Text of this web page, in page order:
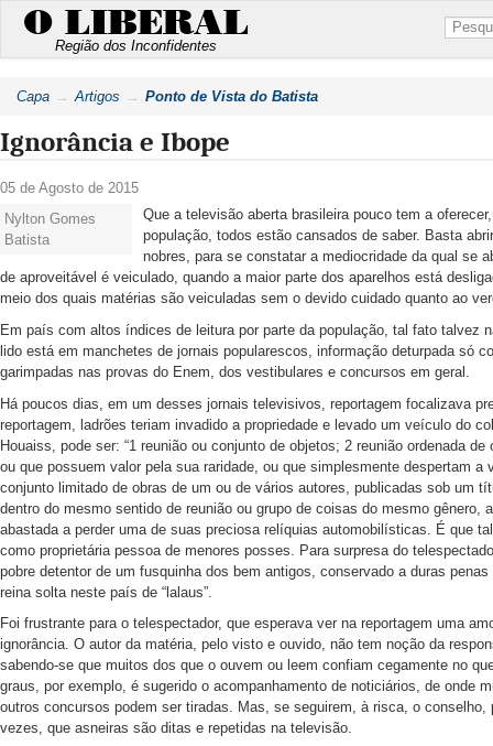
O LIBERAL
Região dos Inconfidentes
Capa Artigos Ponto de Vista do Batista
Ignorância e Ibope
05 de Agosto de 2015
Nylton Gomes
Batista
Que a televisão aberta brasileira pouco tem a
população, todos estão cansados de saber. Basta
nobres, para se constatar a mediocridade da qual se
de aproveitável é veiculado, quando a maior parte dos aparelhos está
meio dos quais matérias são veiculadas sem o devido cuidado quanto ao
Em país com altos índices de leitura por parte da população, tal fato talvez
lido está em manchetes de jornais popularescos, informação deturpada só
garimpadas nas provas do Enem, dos vestibulares e concursos em geral.
Há poucos dias, em um desses jornais televisivos, reportagem focalizava
reportagem, ladrões teriam invadido a propriedade e levado um veículo do
Houaiss, pode ser: “1 reunião ou conjunto de objetos; 2 reunião ordenada
ou que possuem valor pela sua raridade, ou que simplesmente despertam
conjunto limitado de obras de um ou de vários autores, publicadas sob um
dentro do mesmo sentido de reunião ou grupo de coisas do mesmo gênero,
abastada a perder uma de suas preciosa relíquias automobilísticas. É que
como proprietária pessoa de menores posses. Para surpresa do
pobre detentor de um fusquinha dos bem antigos, conservado a duras
reina solta neste país de “lalaus”.
Foi frustrante para o telespectador, que esperava ver na reportagem uma
ignorância. O autor da matéria, pelo visto e ouvido, não tem noção da
sabendo-se que muitos dos que o ouvem ou leem confiam cegamente no
graus, por exemplo, é sugerido o acompanhamento de noticiários, de onde
outros concursos podem ser tiradas. Mas, se seguirem, à risca, o
vezes, que asneiras são ditas e repetidas na televisão.